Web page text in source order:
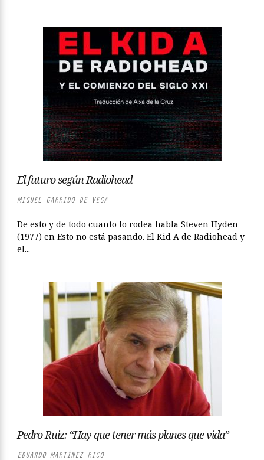
El futuro según Radiohead
MIGUEL GARRIDO DE VEGA
De esto y de todo cuanto lo rodea habla Steven Hyden
(1977) en Esto no está pasando. El Kid A de Radiohead y
el...
Pedro Ruiz: “Hay que tener más planes que vida”
EDUARDO MARTÍNEZ RICO